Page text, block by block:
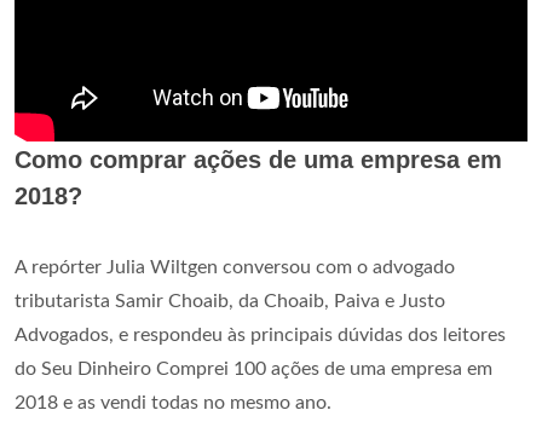
Como comprar ações de uma empresa em
2018?
A repórter Julia Wiltgen conversou com o advogado
tributarista Samir Choaib, da Choaib, Paiva e Justo
Advogados, e respondeu às principais dúvidas dos leitores
do Seu Dinheiro Comprei 100 ações de uma empresa em
2018 e as vendi todas no mesmo ano.